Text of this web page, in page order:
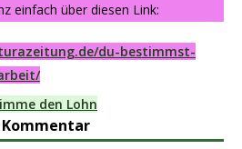
einfach über diesen Link:
du-bestimmst-